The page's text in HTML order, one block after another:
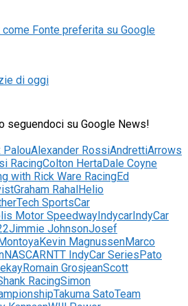
come Fonte preferita su Google
di oggi
seguendoci su Google News!
PalouAlexander RossiAndrettiArrows
RacingColton HertaDale Coyne
with Rick Ware RacingEd
Graham RahalHelio
SportsCar
Motor SpeedwayIndycarIndyCar
Jimmie JohnsonJosef
Kevin MagnussenMarco
NASCARNTT IndyCar SeriesPato
Romain GrosjeanScott
RacingSimon
Takuma SatoTeam